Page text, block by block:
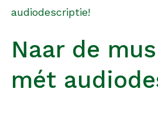
audiodescriptie!
Naar de
mét